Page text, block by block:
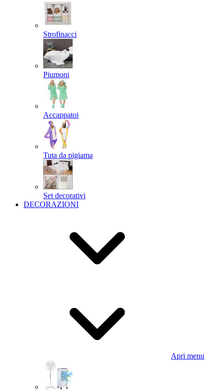
Strofinacci
Piumoni
Accappatoi
Tuta da pigiama
Set decorativi
DECORAZIONI
Apri menu